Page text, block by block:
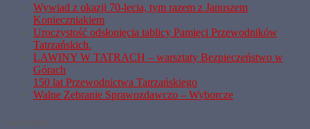
Wywiad z okazji 70-lecia, tym razem z Januszem
Konieczniakiem
Uroczystość odsłonięcia tablicy Pamięci Przewodników
Tatrzańskich.
LAWINY W TATRACH – warsztaty Bezpieczeństwo w
Górach
150 lat Przewodnictwa Tatrzańskiego
Walne Zebranie Sprawozdawczo – Wyborcze